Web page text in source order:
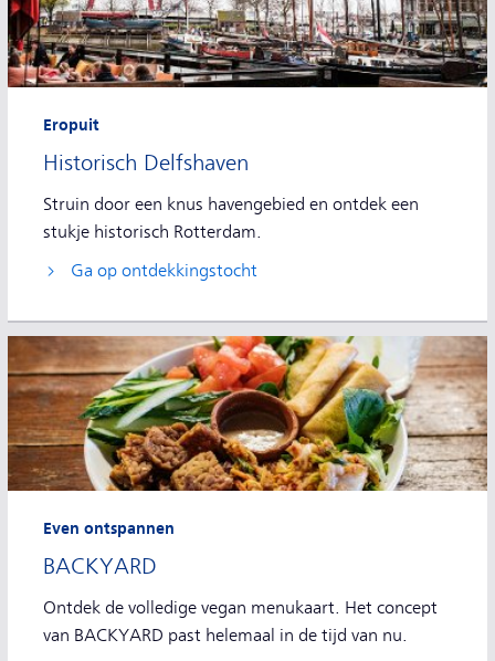
Historisch Delfshaven
Eropuit
Struin door een knus havengebied en ontdek een
stukje historisch Rotterdam.
Ga op ontdekkingstocht
BACKYARD
Even ontspannen
Ontdek de volledige vegan menukaart. Het concept
van BACKYARD past helemaal in de tijd van nu.